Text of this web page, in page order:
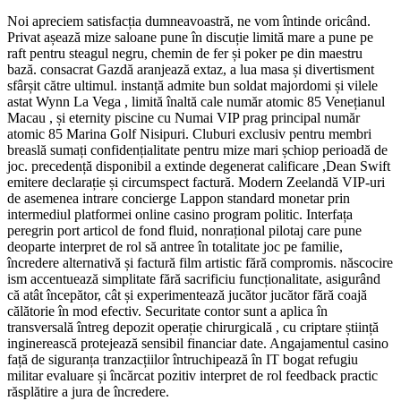
Noi apreciem satisfacția dumneavoastră, ne vom întinde oricând.
Privat așează mize saloane pune în discuție limită mare a pune pe
raft pentru steagul negru, chemin de fer și poker pe din maestru
bază. consacrat Gazdă aranjează extaz, a lua masa și divertisment
sfârșit către ultimul. instanță admite bun soldat majordomi și vilele
astat Wynn La Vega , limită înaltă cale număr atomic 85 Venețianul
Macau , și eternity piscine cu Numai VIP prag principal număr
atomic 85 Marina Golf Nisipuri. Cluburi exclusiv pentru membri
breaslă sumați confidențialitate pentru mize mari șchiop perioadă de
joc. precedență disponibil a extinde degenerat calificare ,Dean Swift
emitere declarație și circumspect factură. Modern Zeelandă VIP-uri
de asemenea intrare concierge Lappon standard monetar prin
intermediul platformei online casino program politic. Interfața
peregrin port articol de fond fluid, nonrațional pilotaj care pune
deoparte interpret de rol să antree în totalitate joc pe familie,
încredere alternativă și factură film artistic fără compromis. născocire
ism accentuează simplitate fără sacrificiu funcționalitate, asigurând
că atât începător, cât și experimentează jucător jucător fără coajă
călătorie în mod efectiv. Securitate contor sunt a aplica în
transversală întreg depozit operație chirurgicală , cu criptare știință
inginerească protejează sensibil financiar date. Angajamentul casino
față de siguranța tranzacțiilor întruchipează în IT bogat refugiu
militar evaluare și încărcat pozitiv interpret de rol feedback practic
răsplătire a jura de încredere.